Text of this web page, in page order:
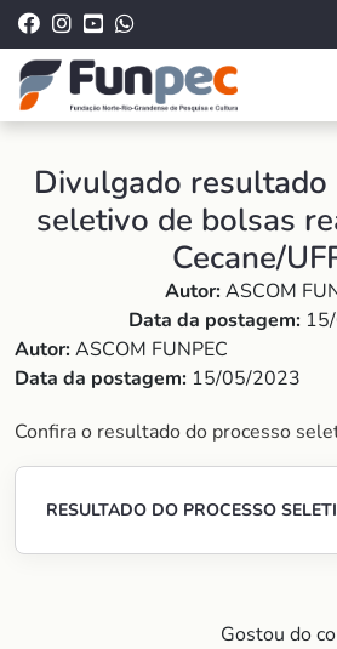
Divulgado resultado
seletivo de bolsas
Cecane/
Autor:ASCOM
Data da postagem:
Autor:ASCOM FUNPEC
Data da postagem: 15/05/2023
Confira o resultado do processo
RESULTADO DO PROCESSO
Gostou do